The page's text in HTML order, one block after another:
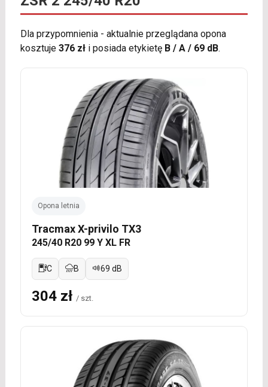
Dla przypomnienia - aktualnie przeglądana opona
kosztuje 376 złi posiada etykietę B / A / 69 dB.
Opona letnia
Tracmax X-privilo TX3
245/40 R20 99 Y XL FR
C B 69 dB
304 zł / szt.